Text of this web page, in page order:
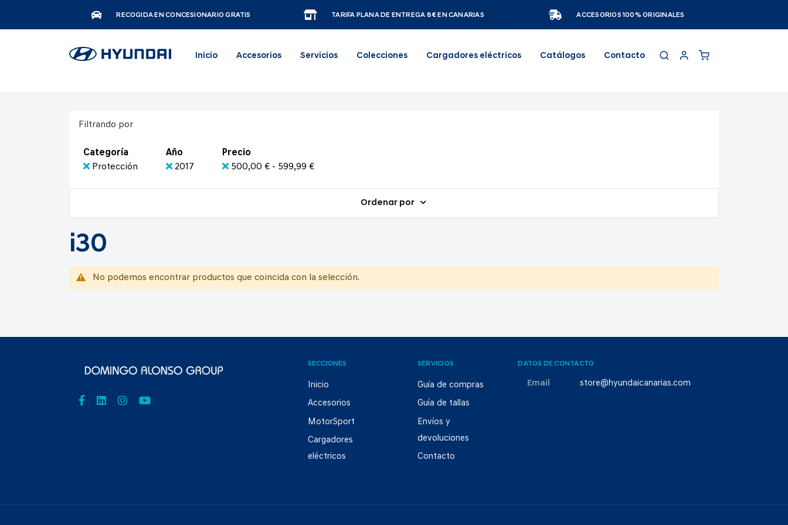
RECOGIDA EN CONCESIONARIO GRATIS TARIFA PLANA DE ENTREGA 8€ EN CANARIAS ACCESORIOS 100% ORIGINALES
Inicio Accesorios Servicios Colecciones Cargadores eléctricos Catálogos Contacto
Filtrando por
Categoría
Protección
Año
2017
Precio
500,00 € - 599,99 €
Ordenar por
i30
No podemos encontrar productos que coincida con la selección.
SECCIONES
Inicio
Accesorios
MotorSport
Cargadores
eléctricos
SERVICIOS
Guía de compras
Guía de tallas
Envíos y
devoluciones
Contacto
DATOS DE CONTACTO
Email store@hyundaicanarias.com